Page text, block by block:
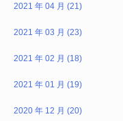
2021 年 04 月 (21)
2021 年 03 月 (23)
2021 年 02 月 (18)
2021 年 01 月 (19)
2020 年 12 月 (20)